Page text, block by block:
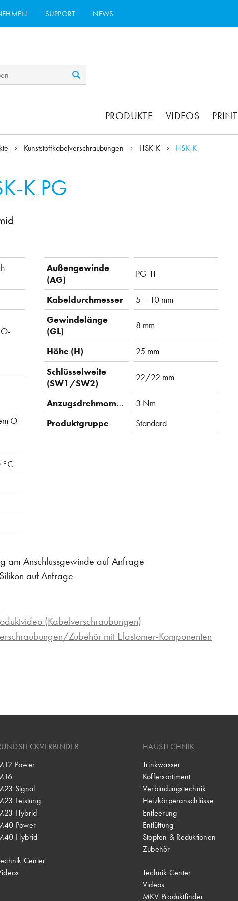
SUPPORT NEWS
PRODUKTE VIDEOS PRINT
Kunststoffkabelverschraubungen HSK-K HSK-K
K PG
O-
°C
Außengewinde
(AG)
PG 11
Kabeldurchmesser
5 – 10 mm
Gewindelänge
(GL)
8 mm
Höhe (H)
25 mm
Schlüsselweite
(SW1/SW2)
22/22 mm
Anzugsdrehmoment
3 Nm
Produktgruppe
Standard
am Anschlussgewinde auf Anfrage
auf Anfrage
(Kabelverschraubungen)
Zubehör mit Elastomer-Komponenten
Power
Signal
Leistung
Hybrid
Power
Hybrid
Center
HAUSTECHNIK
Trinkwasser
Koffersortiment
Verbindungstechnik
Heizkörperanschlüsse
Entleerung
Entlüftung
Stopfen & Reduktionen
Zubehör
Technik Center
Videos
MKV Produktfinder